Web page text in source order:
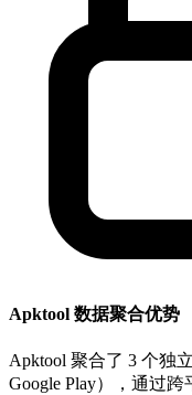
Apktool 数据聚合优势
Apktool 聚合了 3 个独
Google Play），通过